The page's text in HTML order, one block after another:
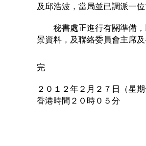
及邱浩波，當局並已調派一
秘書處正進行有關準備，
景資料，及聯絡委員會主席
完
２０１２年２月２７日（星
香港時間２０時０５分